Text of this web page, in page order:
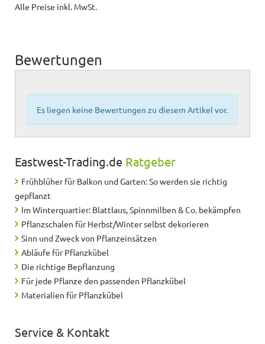
Alle Preise inkl. MwSt.
Bewertungen
Es liegen keine Bewertungen zu diesem Artikel vor.
Eastwest-Trading.de Ratgeber
Frühblüher für Balkon und Garten: So werden sie richtig
gepflanzt
Im Winterquartier: Blattlaus, Spinnmilben & Co. bekämpfen
Pflanzschalen für Herbst/Winter selbst dekorieren
Sinn und Zweck von Pflanzeinsätzen
Abläufe für Pflanzkübel
Die richtige Bepflanzung
Für jede Pflanze den passenden Pflanzkübel
Materialien für Pflanzkübel
Service & Kontakt